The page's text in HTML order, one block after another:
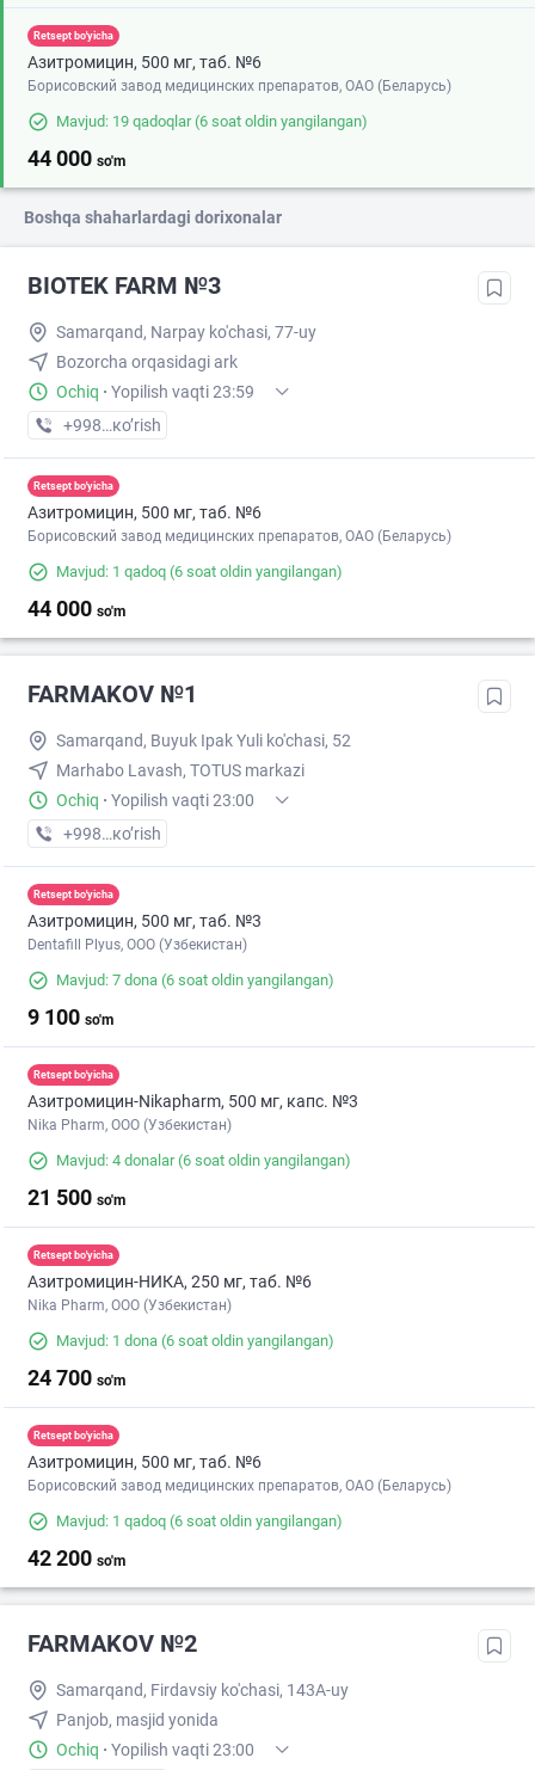
Retsept bo'yicha
Азитромицин, 500 мг, таб. №6
Борисовский завод медицинских препаратов, ОАО (Беларусь)
Mavjud: 19 qadoqlar(6 soat oldin yangilangan)
44 000 so'm
Boshqa shaharlardagi dorixonalar
BIOTEK FARM №3
Samarqand, Narpay ko'chasi, 77-uy
Bozorcha orqasidagi ark
Ochiq · Yopilish vaqti 23:59
+998 (90) XXX-XX-XX
кo’rish
Retsept bo'yicha
Азитромицин, 500 мг, таб. №6
Борисовский завод медицинских препаратов, ОАО (Беларусь)
Mavjud: 1 qadoq (6 soat oldin yangilangan)
44 000 so'm
FARMAKOV №1
Samarqand, Buyuk Ipak Yuli ko'chasi, 52
Marhabo Lavash, TOTUS markazi
Ochiq · Yopilish vaqti 23:00
+998 (95) XXX-XX-XX
кo’rish
Retsept bo'yicha
Азитромицин, 500 мг, таб. №3
Dentafill Plyus, ООО (Узбекистан)
Mavjud: 7 dona (6 soat oldin yangilangan)
9 100 so'm
Retsept bo'yicha
Азитромицин-Nikapharm, 500 мг, капс. №3
Nika Pharm, ООО (Узбекистан)
Mavjud: 4 donalar(6 soat oldin yangilangan)
21 500 so'm
Retsept bo'yicha
Азитромицин-НИКА, 250 мг, таб. №6
Nika Pharm, ООО (Узбекистан)
Mavjud: 1 dona (6 soat oldin yangilangan)
24 700 so'm
Retsept bo'yicha
Азитромицин, 500 мг, таб. №6
Борисовский завод медицинских препаратов, ОАО (Беларусь)
Mavjud: 1 qadoq (6 soat oldin yangilangan)
42 200 so'm
FARMAKOV №2
Samarqand, Firdavsiy ko'chasi, 143A-uy
Panjob, masjid yonida
Ochiq · Yopilish vaqti 23:00